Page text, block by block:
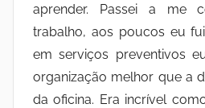
aprender. Passei a me
trabalho, aos poucos eu
em serviços preventivos
organização melhor que a
da oficina. Era incrível